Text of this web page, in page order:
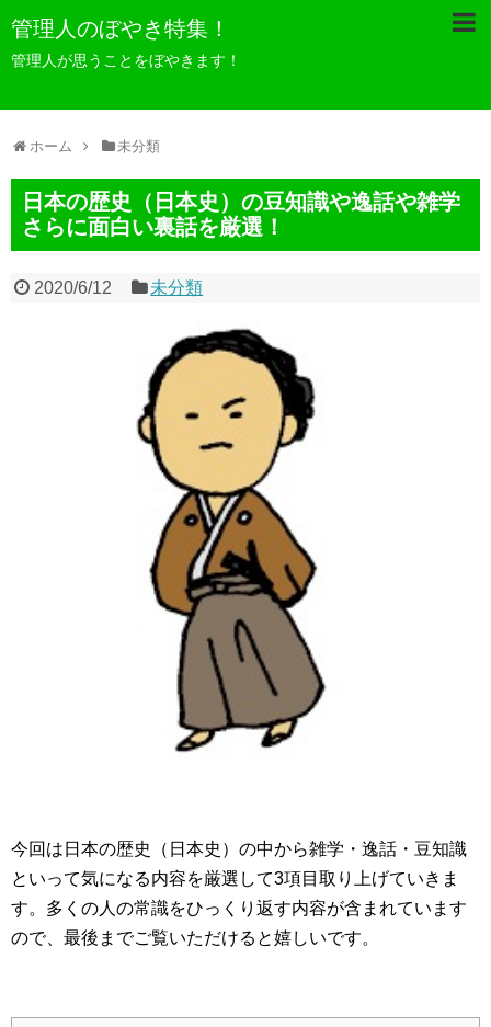
管理人のぼやき特集！
管理人が思うことをぼやきます！
ホーム 未分類
日本の歴史（日本史）の豆知識や逸話や雑学
さらに面白い裏話を厳選！
2020/6/12 未分類
今回は日本の歴史（日本史）の中から雑学・逸話・豆知識
といって気になる内容を厳選して3項目取り上げていきま
す。多くの人の常識をひっくり返す内容が含まれています
ので、最後までご覧いただけると嬉しいです。